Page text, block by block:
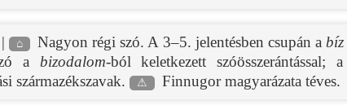
⌂ Nagyon régi szó. A 3–5. jelentésben csupán a bíz
a bizodalom-ból keletkezett szóösszerántással;
származékszavak. ⚠ Finnugor magyarázata téves.